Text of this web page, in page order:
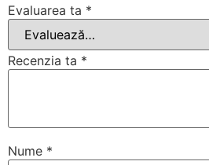
Evaluarea ta *
Recenzia ta *
Nume *